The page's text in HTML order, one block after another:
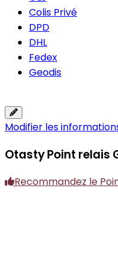
Colis Privé
DPD
DHL
Fedex
Geodis
Modifier les
OtastyPoint relais
Recommandez le